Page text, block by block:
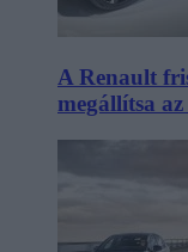
A Renault
megállítsa